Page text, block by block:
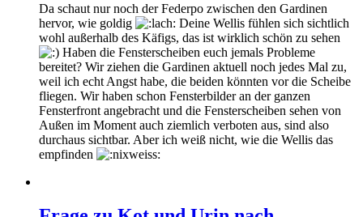
Da schaut nur noch der Federpo zwischen den Gardinen
hervor, wie goldig
Deine Wellis fühlen sich sichtlich
wohl außerhalb des Käfigs, das ist wirklich schön zu sehen
Haben die Fensterscheiben euch jemals Probleme
bereitet? Wir ziehen die Gardinen aktuell noch jedes Mal zu,
weil ich echt Angst habe, die beiden könnten vor die Scheibe
fliegen. Wir haben schon Fensterbilder an der ganzen
Fensterfront angebracht und die Fensterscheiben sehen von
Außen im Moment auch ziemlich verboten aus, sind also
durchaus sichtbar. Aber ich weiß nicht, wie die Wellis das
empfinden